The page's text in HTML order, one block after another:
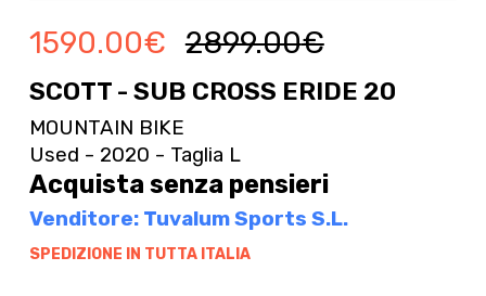
1590.00€ 2899.00€
SCOTT - SUB CROSS ERIDE 20
MOUNTAIN BIKE
Used - 2020 - Taglia L
Acquista senza pensieri
Venditore: Tuvalum Sports S.L.
SPEDIZIONE IN TUTTA ITALIA